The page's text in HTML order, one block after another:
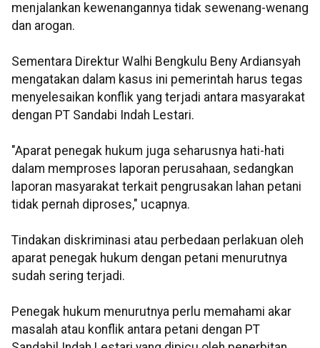
menjalankan kewenangannya tidak sewenang-wenang
dan arogan.
Sementara Direktur Walhi Bengkulu Beny Ardiansyah
mengatakan dalam kasus ini pemerintah harus tegas
menyelesaikan konflik yang terjadi antara masyarakat
dengan PT Sandabi Indah Lestari.
"Aparat penegak hukum juga seharusnya hati-hati
dalam memproses laporan perusahaan, sedangkan
laporan masyarakat terkait pengrusakan lahan petani
tidak pernah diproses," ucapnya.
Tindakan diskriminasi atau perbedaan perlakuan oleh
aparat penegak hukum dengan petani menurutnya
sudah sering terjadi.
Penegak hukum menurutnya perlu memahami akar
masalah atau konflik antara petani dengan PT